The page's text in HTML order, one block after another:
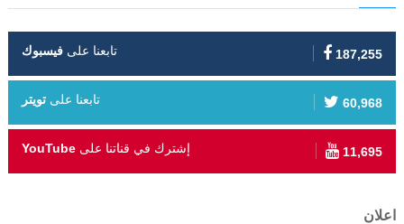
187,255 تابعنا علىفيسبوك
60,968 تابعنا علىتويتر
11,695 إشترك في قناتنا علىYouTube
اعلان